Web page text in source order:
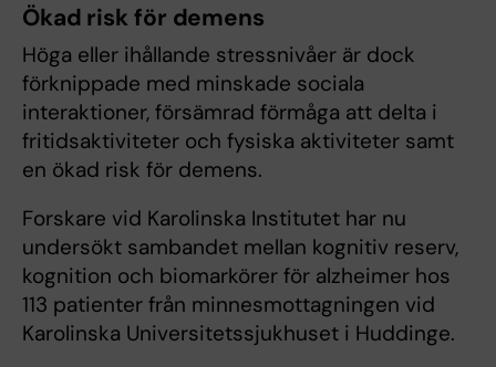
Ökad risk för demens
Höga eller ihållande stressnivåer är dock
förknippade med minskade sociala
interaktioner, försämrad förmåga att delta i
fritidsaktiviteter och fysiska aktiviteter samt
en ökad risk för demens.
Forskare vid Karolinska Institutet har nu
undersökt sambandet mellan kognitiv reserv,
kognition och biomarkörer för alzheimer hos
113 patienter från minnesmottagningen vid
Karolinska Universitetssjukhuset i Huddinge.